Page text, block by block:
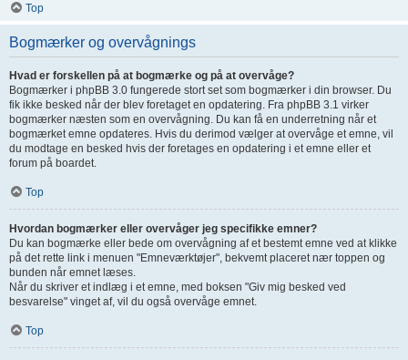
Top
Bogmærker og overvågnings
Hvad er forskellen på at bogmærke og på at overvåge?
Bogmærker i phpBB 3.0 fungerede stort set som bogmærker i din browser. Du
fik ikke besked når der blev foretaget en opdatering. Fra phpBB 3.1 virker
bogmærker næsten som en overvågning. Du kan få en underretning når et
bogmærket emne opdateres. Hvis du derimod vælger at overvåge et emne, vil
du modtage en besked hvis der foretages en opdatering i et emne eller et
forum på boardet.
Top
Hvordan bogmærker eller overvåger jeg specifikke emner?
Du kan bogmærke eller bede om overvågning af et bestemt emne ved at klikke
på det rette link i menuen "Emneværktøjer", bekvemt placeret nær toppen og
bunden når emnet læses.
Når du skriver et indlæg i et emne, med boksen "Giv mig besked ved
besvarelse" vinget af, vil du også overvåge emnet.
Top